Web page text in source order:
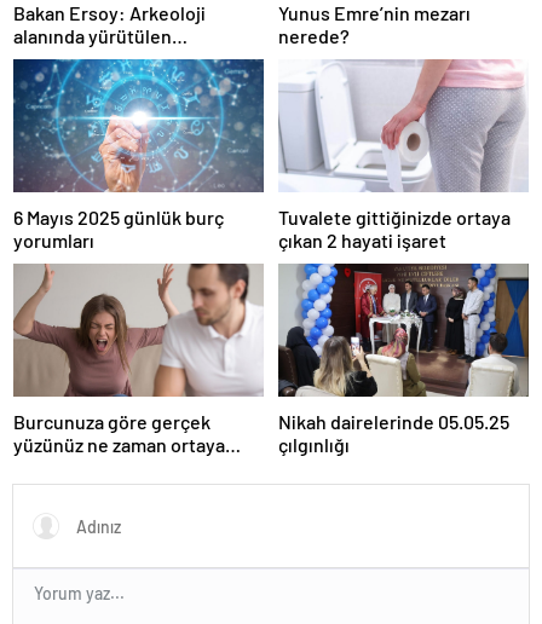
Bakan Ersoy: Arkeoloji
alanında yürütülen
çalışmalarla tarih yazıyoruz
Yunus Emre’nin mezarı
nerede?
6 Mayıs 2025 günlük burç
yorumları
Tuvalete gittiğinizde ortaya
çıkan 2 hayati işaret
Burcunuza göre gerçek
yüzünüz ne zaman ortaya
Nikah dairelerinde 05.05.25
çılgınlığı